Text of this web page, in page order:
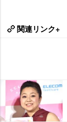
関連リンク+